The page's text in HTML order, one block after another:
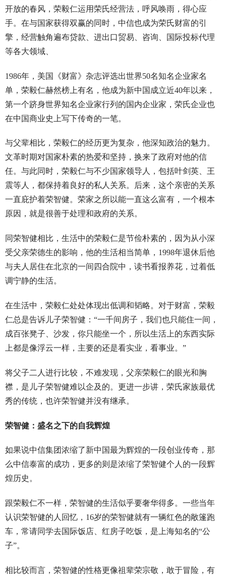
开放的春风，荣毅仁运用荣氏经营法，呼风唤雨，得心应
手。在与国家获得双赢的同时，中信也成为荣氏财富的引
擎，经营触角遍布贷款、进出口贸易、咨询、国际投标代理
等各大领域、
1986年，美国《财富》杂志评选出世界50名知名企业家名
单，荣毅仁赫然榜上有名，他成为新中国成立近40年以来，
第一个跻身世界知名企业家行列的国内企业家，荣氏企业也
在中国商业史上写下传奇的一笔。
与父辈相比，荣毅仁的经历更为复杂，他深知政治的魅力。
文革时期对国家朴素的热爱和坚持，换来了政府对他的信
任。与此同时，荣毅仁与不少国家领导人，包括叶剑英、王
震等人，都保持着良好的私人关系。后来，这个亲密的关系
一直庇护着荣智健。荣家之所以能一直这么富有，一个根本
原因，就是很善于处理和政府的关系。
同荣智健相比，生活中的荣毅仁是节俭朴素的，因为从小深
受父亲荣德生的影响，他的生活相当简单，1998年退休后他
与夫人居住在北京的一间四合院中，读书看报养花，过着低
调宁静的生活。
在生活中，荣毅仁处处体现出低调和韬略。对于财富，荣毅
仁总是告诉儿子荣智健：“一千间房子，我们也只能住一间，
成百张凳子、沙发，你只能坐一个，所以生活上的东西实际
上都是像浮云一样，主要的还是看实业，看事业。”
将父子二人进行比较，不难发现，父亲荣毅仁的眼光和胸
襟，是儿子荣智健难以企及的。更进一步讲，荣氏家族最优
秀的传统，也许荣智健并没有继承。
荣智健：盛名之下的自我辉煌
如果说中信集团浓缩了新中国最为辉煌的一段创业传奇，那
么中信泰富的成功，更多的则是浓缩了荣智健个人的一段辉
煌历史。
跟荣毅仁不一样，荣智健的生活似乎要奢华得多。一些当年
认识荣智健的人回忆，16岁的荣智健就有一辆红色的敞篷跑
车，常请同学去国际饭店、红房子吃饭，是上海知名的“公
子”。
相比较而言，荣智健的性格更像祖辈荣宗敬，敢于冒险，有